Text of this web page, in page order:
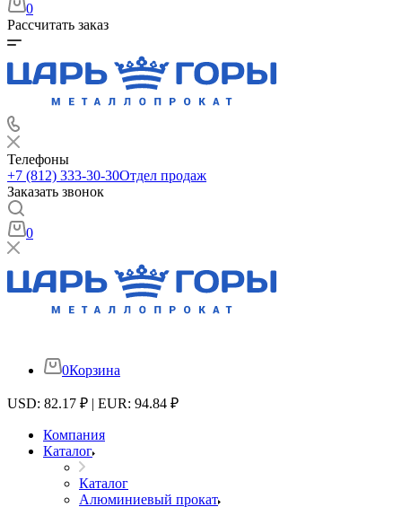
0
Рассчитать заказ
Телефоны
+7 (812) 333-30-30Отдел продаж
Заказать звонок
0
0Корзина
USD: 82.17 ₽ | EUR: 94.84 ₽
Компания
Каталог
Каталог
Алюминиевый прокат